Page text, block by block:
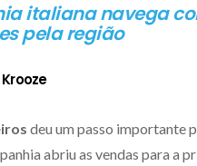
italiana navega
pela região
deu um passo importante
abriu as vendas para a